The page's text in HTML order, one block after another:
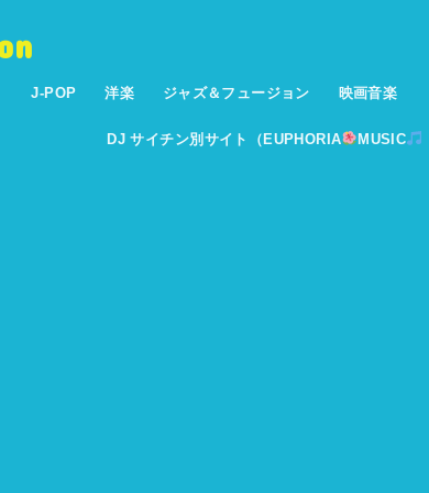
J-POP 洋楽 ジャズ＆フュージョン 映画音楽
DJ サイチン別サイト（EUPHORIA MUSIC